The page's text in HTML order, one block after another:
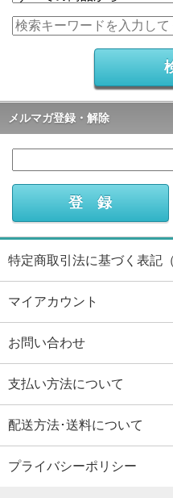
メルマガ登録・解除
特定商取引法に基づく表記
マイアカウント
お問い合わせ
支払い方法について
配送方法･送料について
プライバシーポリシー